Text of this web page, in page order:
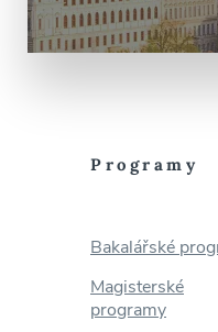
Programy
Bakalářské
Magisterské
programy